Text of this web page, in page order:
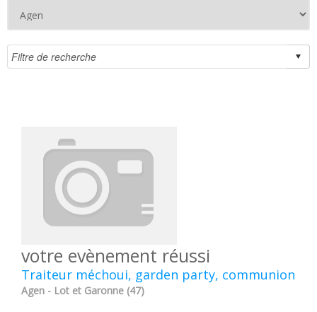
votre evènement réussi
Traiteur méchoui, garden party, communion
Agen - Lot et Garonne (47)